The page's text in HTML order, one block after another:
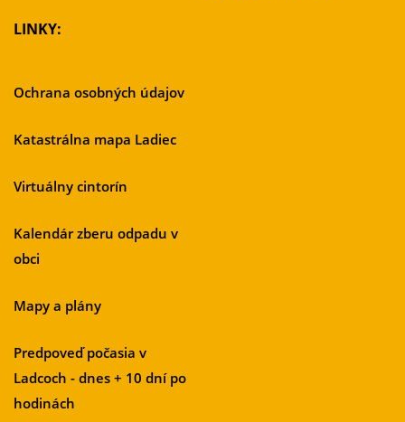
LINKY:
Ochrana osobných údajov
Katastrálna mapa Ladiec
Virtuálny cintorín
Kalendár zberu odpadu v
obci
Mapy a plány
Predpoveď počasia v
Ladcoch - dnes + 10 dní po
hodinách